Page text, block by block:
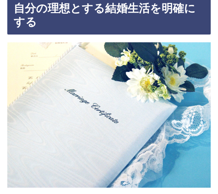
自分の理想とする結婚生活を明確に
する